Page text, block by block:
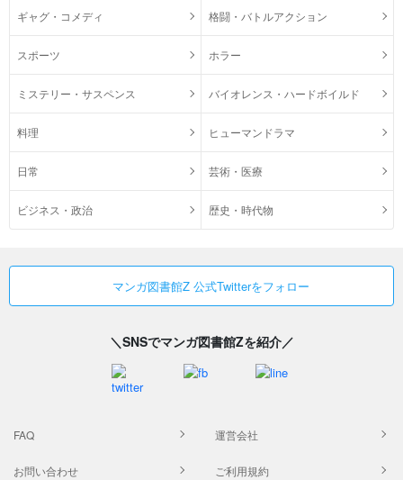
ギャグ・コメディ 格闘・バトルアクション
スポーツ ホラー
ミステリー・サスペンス バイオレンス・ハードボイルド
料理 ヒューマンドラマ
日常 芸術・医療
ビジネス・政治 歴史・時代物
マンガ図書館Z 公式Twitterをフォロー
＼SNSでマンガ図書館Zを紹介／
FAQ 運営会社
お問い合わせ ご利用規約